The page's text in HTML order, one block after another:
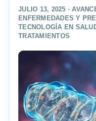
JULIO 13, 2025 ·
ENFERMEDADES Y
TECNOLOGÍA EN
TRATAMIENTOS